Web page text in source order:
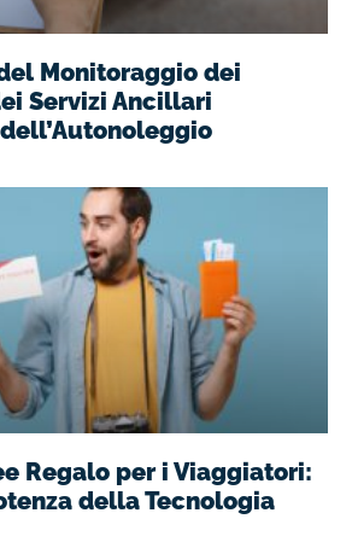
Monitoraggio dei
Servizi Ancillari
Regalo per i Viaggiatori:
della Tecnologia